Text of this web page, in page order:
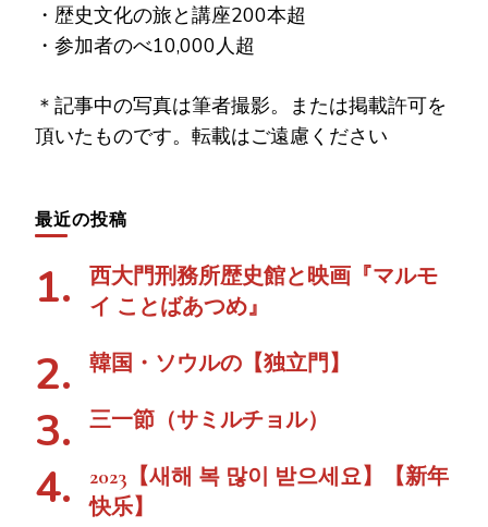
・歴史文化の旅と講座200本超
・参加者のべ10,000人超
＊記事中の写真は筆者撮影。または掲載許可を
頂いたものです。転載はご遠慮ください
最近の投稿
西大門刑務所歴史館と映画『マルモ
イ ことばあつめ』
韓国・ソウルの【独立門】
三一節（サミルチョル）
2023【새해 복 많이 받으세요】【新年
快乐】